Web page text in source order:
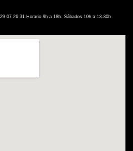
07 26 31 Horario 9h a 18h. Sábados 10h a 13.30h